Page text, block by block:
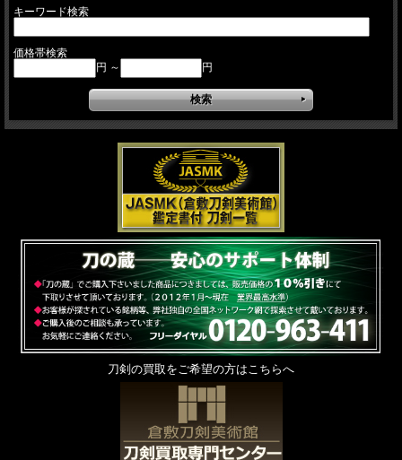
キーワード検索
価格帯検索
円 ～
円
刀剣の買取をご希望の方はこちらへ